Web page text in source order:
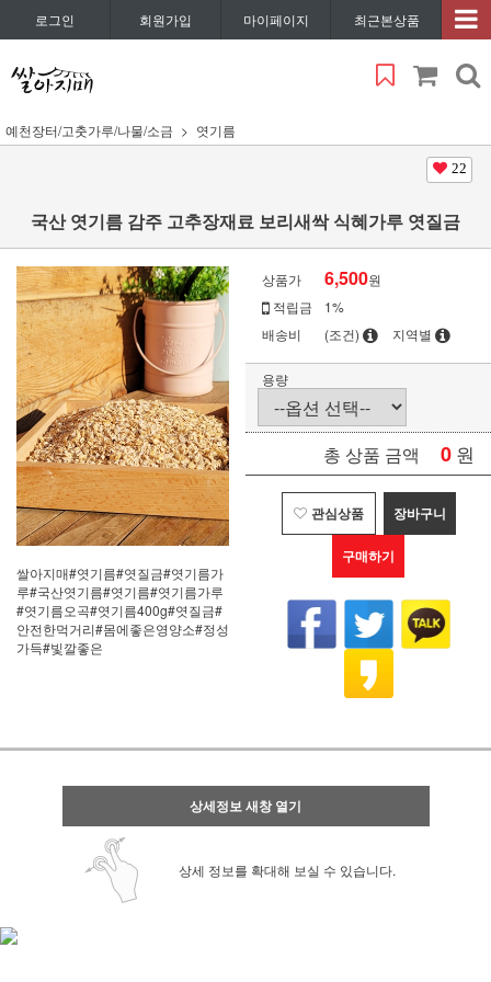
로그인 회원가입 마이페이지 최근본상품
예천장터/고춧가루/나물/소금 엿기름
22
국산 엿기름 감주 고추장재료 보리새싹 식혜가루 엿질금
쌀아지매#엿기름#엿질금#엿기름가
루#국산엿기름#엿기름#엿기름가루
#엿기름오곡#엿기름400g#엿질금#
안전한먹거리#몸에좋은영양소#정성
가득#빛깔좋은
상품가 6,500원
적립금
1%
배송비
(조건) 지역별
용량
총 상품 금액 0 원
관심상품 장바구니
구매하기
상세정보 새창 열기
상세 정보를 확대해 보실 수 있습니다.